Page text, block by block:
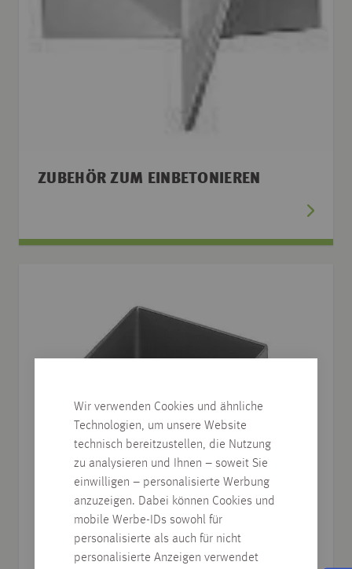
Wir verwenden Cookies und ähnliche
Technologien, um unsere Website
technisch bereitzustellen, die Nutzung
zu analysieren und Ihnen – soweit Sie
einwilligen – personalisierte Werbung
anzuzeigen. Dabei können Cookies und
mobile Werbe-IDs sowohl für
personalisierte als auch für nicht
personalisierte Anzeigen verwendet
ZUBEHÖR ZUM EINBETONIEREN